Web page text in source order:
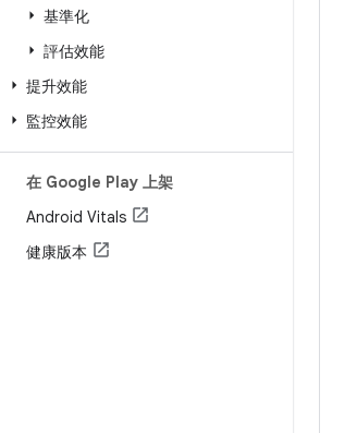
基準化
評估效能
提升效能
監控效能
在 Google Play 上架
Android Vitals
健康版本